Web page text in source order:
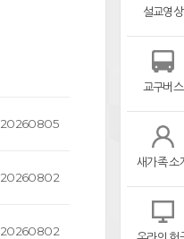
설교영상
교구버스
새가족 소
20260805
20260802
20260802